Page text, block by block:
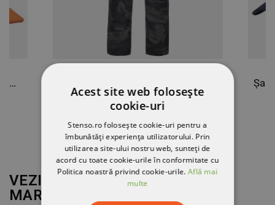
Șapcă reglabilă unisex EMERTON CAP
111,64 RON
VEZI MAI MULT DE LA
MARCA
Acest site web folosește
cookie-uri
Stenso.ro folosește cookie-uri pentru a
îmbunătăți experiența utilizatorului. Prin
utilizarea site-ului nostru web, sunteți de
acord cu toate cookie-urile în conformitate cu
Politica noastră privind cookie-urile.Află mai
multe